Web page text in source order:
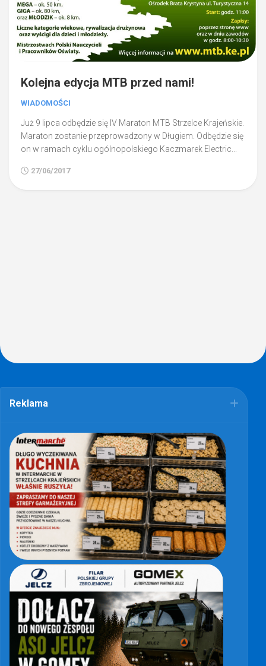
Kolejna edycja MTB przed nami!
WIADOMOŚCI
Już 9 lipca odbędzie się IV Maraton MTB Strzelce Krajeńskie.
Maraton zostanie przeprowadzony w Długiem. Odbędzie się
on w ramach cyklu ogólnopolskiego Kaczmarek Electric...
27/06/2017
Reklama